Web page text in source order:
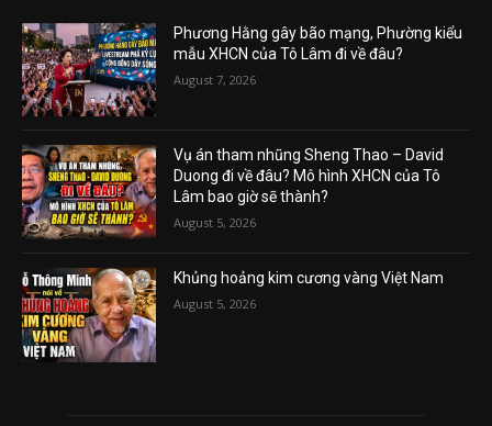
Phương Hằng gây bão mạng, Phường kiểu
mẫu XHCN của Tô Lâm đi về đâu?
August 7, 2026
Vụ án tham nhũng Sheng Thao – David
Duong đi về đâu? Mô hình XHCN của Tô
Lâm bao giờ sẽ thành?
August 5, 2026
Khủng hoảng kim cương vàng Việt Nam
August 5, 2026